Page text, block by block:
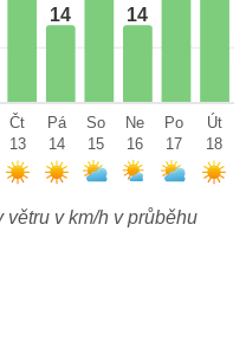
14 14
Čt
13
Pá
14
So
15
Ne
16
Po
17
Út
18
v km/h v průběhu